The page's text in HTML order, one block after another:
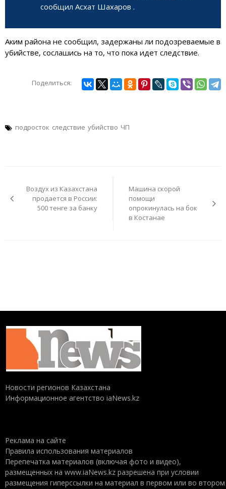
сообщил Асхат Шахаров .
Аким района не сообщил, задержаны ли подозреваемые в
убийстве, сослашись на то, что пока идет следствие.
Поделиться:
подросток следствие убийство ЧП
записямВоздух из Казахстана
продается в России:
500 тенге за банку
Машина скорой
помощи
опрокинулась на бок
в Костанае
Новости регионов Казахстана
Информационное агентство iaNews.kz
Реклама на сайте
Правила использования материалов
Перепечатка материалов (включая фото и видео),
размещенных на www.iaNews.kz разрешена при условии
размещения гиперссылки на материал в первом или во втором